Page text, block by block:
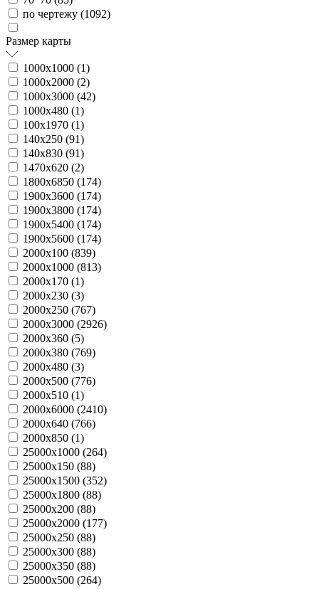
по чертежу (1092)
Размер карты
1000х1000 (1)
1000х2000 (2)
1000х3000 (42)
1000х480 (1)
100х1970 (1)
140х250 (91)
140х830 (91)
1470х620 (2)
1800х6850 (174)
1900х3600 (174)
1900х3800 (174)
1900х5400 (174)
1900х5600 (174)
2000х100 (839)
2000х1000 (813)
2000х170 (1)
2000х230 (3)
2000х250 (767)
2000х3000 (2926)
2000х360 (5)
2000х380 (769)
2000х480 (3)
2000х500 (776)
2000х510 (1)
2000х6000 (2410)
2000х640 (766)
2000х850 (1)
25000х1000 (264)
25000х150 (88)
25000х1500 (352)
25000х1800 (88)
25000х200 (88)
25000х2000 (177)
25000х250 (88)
25000х300 (88)
25000х350 (88)
25000х500 (264)